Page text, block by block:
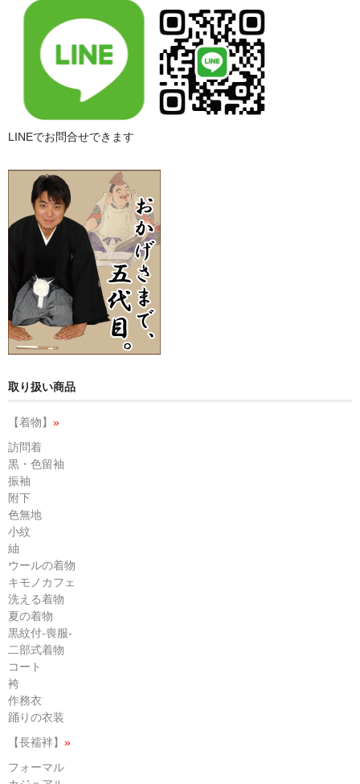
LINEでお問合せできます
取り扱い商品
【着物】 »
訪問着
黒・色留袖
振袖
附下
色無地
小紋
紬
ウールの着物
キモノカフェ
洗える着物
夏の着物
黒紋付-喪服-
二部式着物
コート
袴
作務衣
踊りの衣装
【長襦袢】 »
フォーマル